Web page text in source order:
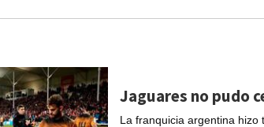
Jaguares no pudo
La franquicia argentina hizo